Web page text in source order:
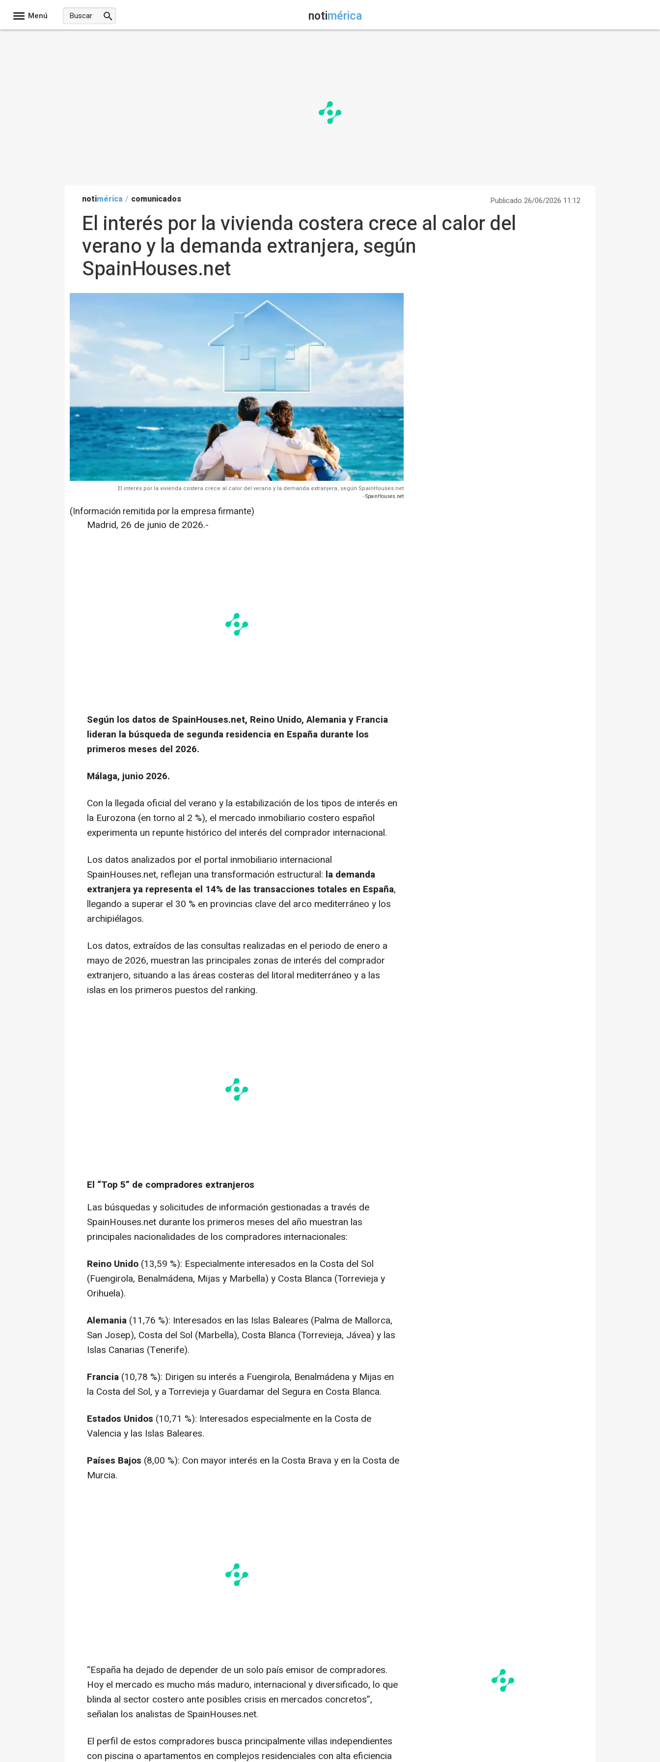
Menú notimérica
notimérica / comunicados Publicado 26/06/2026 11:12
El interés por la vivienda costera crece al calor del
verano y la demanda extranjera, según
SpainHouses.net
El interés por la vivienda costera crece al calor del verano y la demanda extranjera, según SpainHouses.net
- SpainHouses.net
(Información remitida por la empresa firmante)
Madrid, 26 de junio de 2026.-
Según los datos de SpainHouses.net, Reino Unido, Alemania y Francia
lideran la búsqueda de segunda residencia en España durante los
primeros meses del 2026.
Málaga, junio 2026.
Con la llegada oficial del verano y la estabilización de los tipos de interés en
la Eurozona (en torno al 2 %), el mercado inmobiliario costero español
experimenta un repunte histórico del interés del comprador internacional.
Los datos analizados por el portal inmobiliario internacional
SpainHouses.net, reflejan una transformación estructural: la demanda
extranjera ya representa el 14% de las transacciones totales en España,
llegando a superar el 30 % en provincias clave del arco mediterráneo y los
archipiélagos.
Los datos, extraídos de las consultas realizadas en el periodo de enero a
mayo de 2026, muestran las principales zonas de interés del comprador
extranjero, situando a las áreas costeras del litoral mediterráneo y a las
islas en los primeros puestos del ranking.
El “Top 5” de compradores extranjeros
Las búsquedas y solicitudes de información gestionadas a través de
SpainHouses.net durante los primeros meses del año muestran las
principales nacionalidades de los compradores internacionales:
Reino Unido (13,59 %): Especialmente interesados en la Costa del Sol
(Fuengirola, Benalmádena, Mijas y Marbella) y Costa Blanca (Torrevieja y
Orihuela).
Alemania (11,76 %): Interesados en las Islas Baleares (Palma de Mallorca,
San Josep), Costa del Sol (Marbella), Costa Blanca (Torrevieja, Jávea) y las
Islas Canarias (Tenerife).
Francia (10,78 %): Dirigen su interés a Fuengirola, Benalmádena y Mijas en
la Costa del Sol, y a Torrevieja y Guardamar del Segura en Costa Blanca.
Estados Unidos (10,71 %): Interesados especialmente en la Costa de
Valencia y las Islas Baleares.
Países Bajos (8,00 %): Con mayor interés en la Costa Brava y en la Costa de
Murcia.
“España ha dejado de depender de un solo país emisor de compradores.
Hoy el mercado es mucho más maduro, internacional y diversificado, lo que
blinda al sector costero ante posibles crisis en mercados concretos”,
señalan los analistas de SpainHouses.net.
El perfil de estos compradores busca principalmente villas independientes
con piscina o apartamentos en complejos residenciales con alta eficiencia